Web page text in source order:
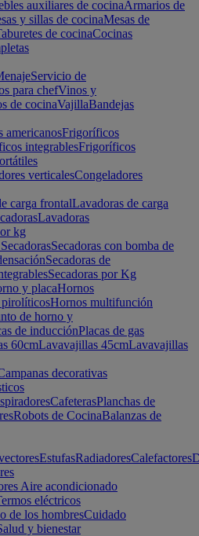
auxiliares de cocinaArmarios de
y sillas de cocinaMesas de
de cocinaCocinas
Servicio de
para chefVinos y
de cocinaVajillaBandejas
americanosFrigoríficos
integrablesFrigoríficos
verticalesCongeladores
carga frontalLavadoras de carga
Lavadoras
kg
Secadoras con bomba de
Secadoras de
Secadoras por Kg
y placaHornos
Hornos multifunción
de horno y
de inducciónPlacas de gas
60cmLavavajillas 45cmLavavajillas
decorativas
CafeterasPlanchas de
Robots de CocinaBalanzas de
EstufasRadiadoresCalefactores
Aire acondicionado
eléctricos
de los hombresCuidado
y bienestar